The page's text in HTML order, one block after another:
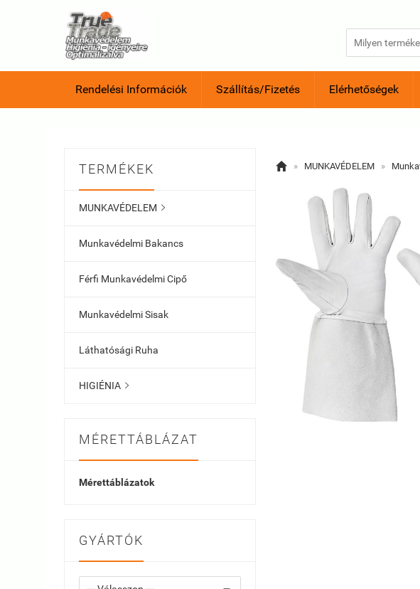
Rendelési Információk Szállítás/Fizetés Elérhetőségek
TERMÉKEK
MUNKAVÉDELEM 
Munkavédelmi Bakancs
Férfi Munkavédelmi Cipő
Munkavédelmi Sisak
Láthatósági Ruha
HIGIÉNIA 
MÉRETTÁBLÁZAT
Mérettáblázatok
GYÁRTÓK
 » MUNKAVÉDELEM »